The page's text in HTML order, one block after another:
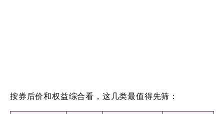
按券后价和权益综合看，这几类最值得先筛：